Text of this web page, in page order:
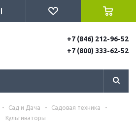
+7 (846) 212-96-52
+7 (800) 333-62-52
- Сад и Дача - Садовая техника
-
Культиваторы